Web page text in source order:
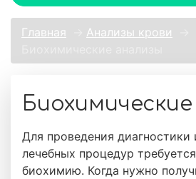
Главная Анализы крови
Для проведения диагностики
лечебных процедур
биохимию. Когда нужно